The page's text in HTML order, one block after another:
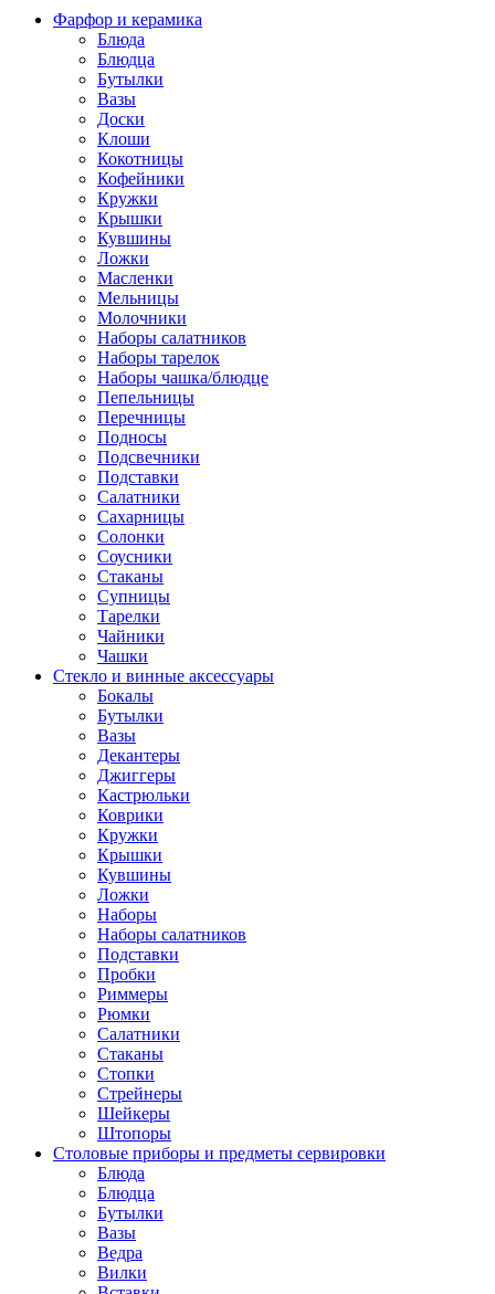
Фарфор и керамика
Блюда
Блюдца
Бутылки
Вазы
Доски
Клоши
Кокотницы
Кофейники
Кружки
Крышки
Кувшины
Ложки
Масленки
Мельницы
Молочники
Наборы салатников
Наборы тарелок
Наборы чашка/блюдце
Пепельницы
Перечницы
Подносы
Подсвечники
Подставки
Салатники
Сахарницы
Солонки
Соусники
Стаканы
Супницы
Тарелки
Чайники
Чашки
Стекло и винные аксессуары
Бокалы
Бутылки
Вазы
Декантеры
Джиггеры
Кастрюльки
Коврики
Кружки
Крышки
Кувшины
Ложки
Наборы
Наборы салатников
Подставки
Пробки
Риммеры
Рюмки
Салатники
Стаканы
Стопки
Стрейнеры
Шейкеры
Штопоры
Столовые приборы и предметы сервировки
Блюда
Блюдца
Бутылки
Вазы
Ведра
Вилки